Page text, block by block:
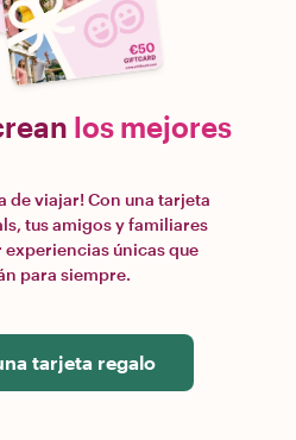
los mejores
de viajar! Con una tarjeta
tus amigos y familiares
únicas que
para siempre.
tarjeta regalo